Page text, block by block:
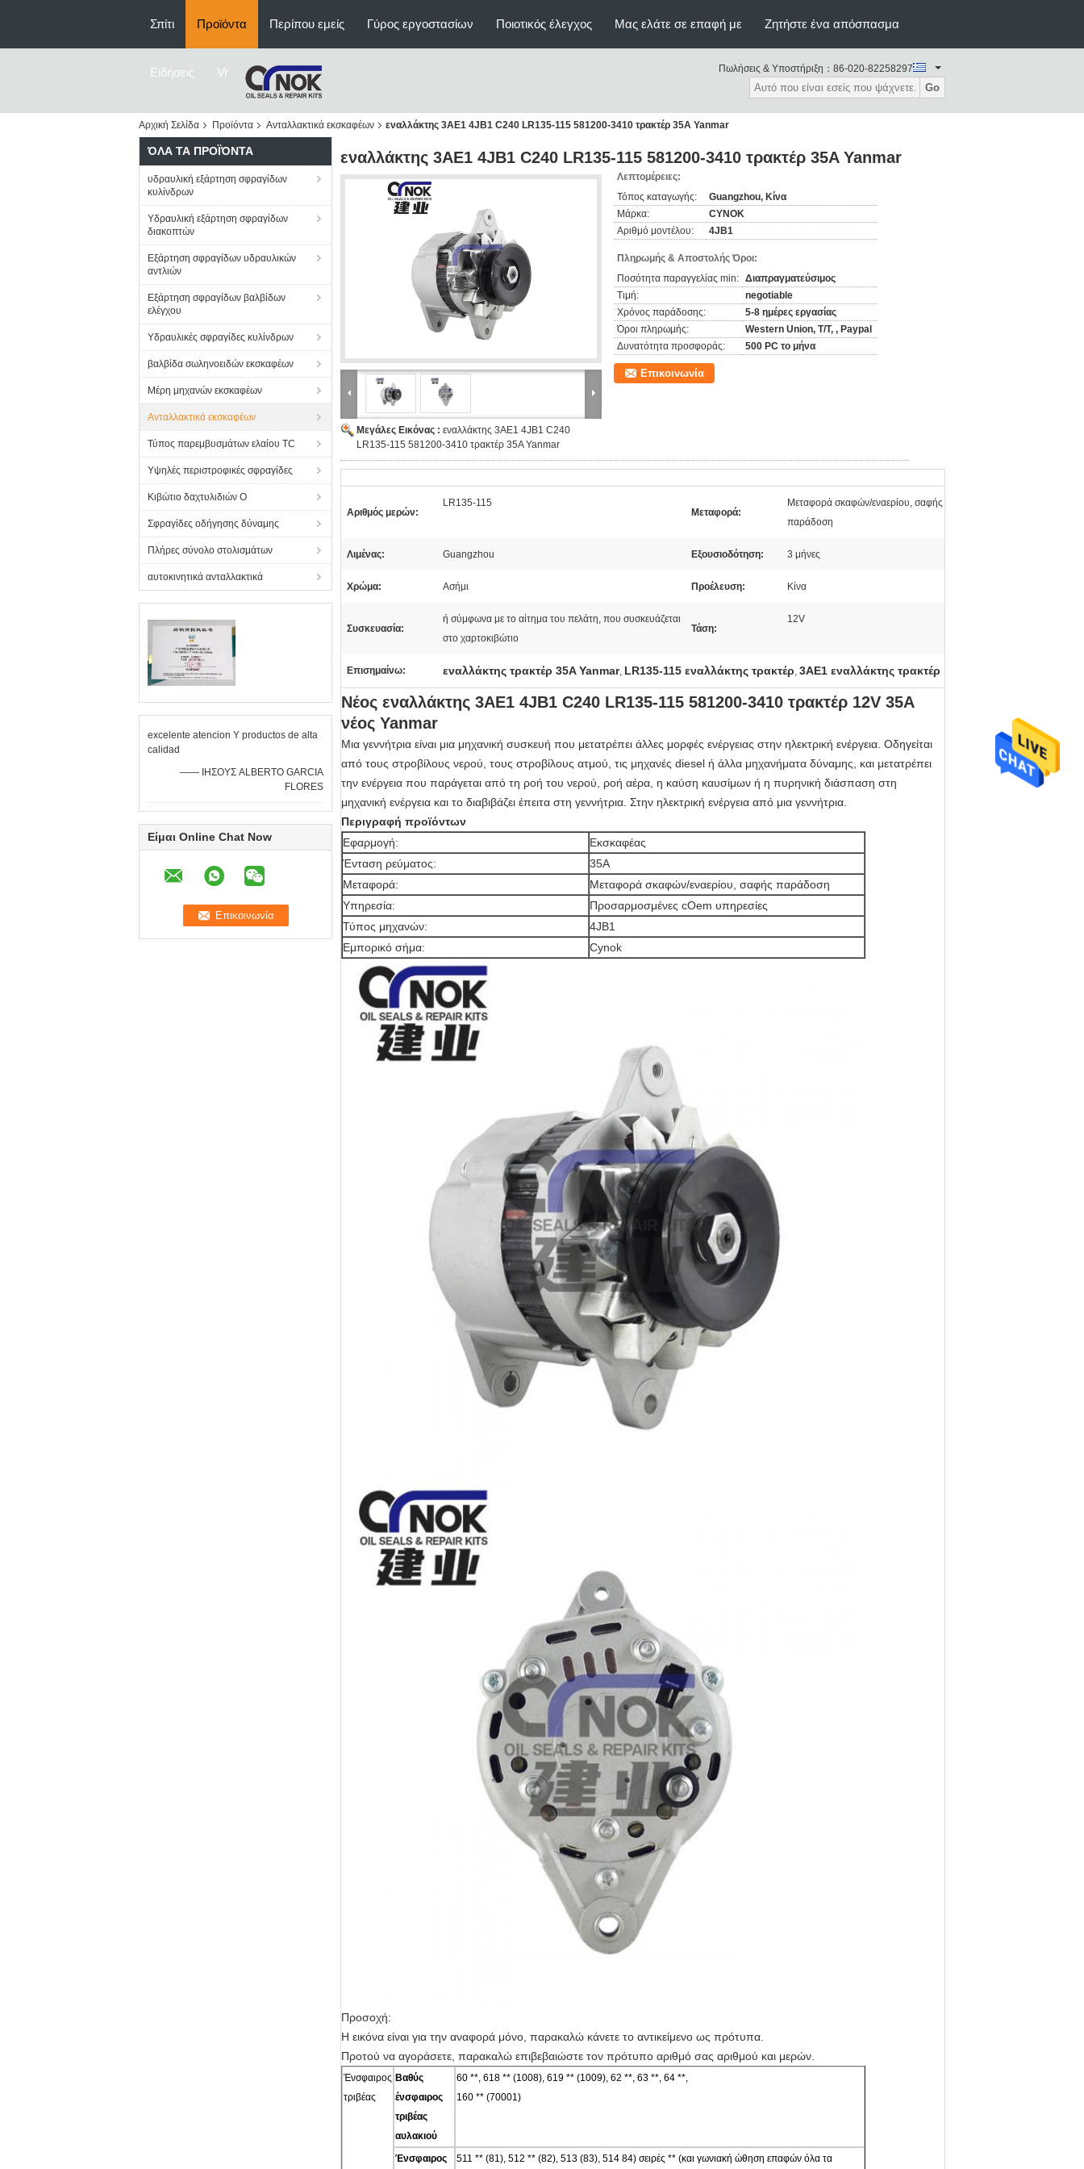
Σπίτι Προϊόντα Περίπου εμείς Γύρος εργοστασίων Ποιοτικός έλεγχος Μας ελάτε σε επαφή με Ζητήστε ένα απόσπασμα
Ειδήσεις Vr Πωλήσεις & Υποστήριξη： 86-020-82258297
Go
Αρχική Σελίδα Προϊόντα Ανταλλακτικά εκσκαφέων εναλλάκτης 3AE1 4JB1 C240 LR135-115 581200-3410 τρακτέρ 35A Yanmar
ΌΛΑ ΤΑ ΠΡΟΪΌΝΤΑ
υδραυλική εξάρτηση σφραγίδων
κυλίνδρων
Υδραυλική εξάρτηση σφραγίδων
διακοπτών
Εξάρτηση σφραγίδων υδραυλικών
αντλιών
Εξάρτηση σφραγίδων βαλβίδων
ελέγχου
Υδραυλικές σφραγίδες κυλίνδρων
βαλβίδα σωληνοειδών εκσκαφέων
Μέρη μηχανών εκσκαφέων
Ανταλλακτικά εκσκαφέων
Τύπος παρεμβυσμάτων ελαίου TC
Υψηλές περιστροφικές σφραγίδες
Κιβώτιο δαχτυλιδιών Ο
Σφραγίδες οδήγησης δύναμης
Πλήρες σύνολο στολισμάτων
αυτοκινητικά ανταλλακτικά
excelente atencion Υ productos de alta
calidad
—— ΙΗΣΟΥΣ ALBERTO GARCIA
FLORES
Είμαι Online Chat Now
εναλλάκτης 3AE1 4JB1 C240 LR135-115 581200-3410 τρακτέρ 35A Yanmar
Μεγάλες Εικόνας : εναλλάκτης 3AE1 4JB1 C240
LR135-115 581200-3410 τρακτέρ 35A Yanmar
Λεπτομέρειες:
Τόπος καταγωγής:
Guangzhou, Κίνα
Μάρκα:
CYNOK
Αριθμό μοντέλου:
4JB1
Πληρωμής & Αποστολής Όροι:
Ποσότητα παραγγελίας min: Διαπραγματεύσιμος
Τιμή:
negotiable
Χρόνος παράδοσης:
5-8 ημέρες εργασίας
Όροι πληρωμής:
Western Union, T/T, , Paypal
Δυνατότητα προσφοράς:
500 PC το μήνα
Επικοινωνία
Αριθμός μερών:
LR135-115
Μεταφορά:
Μεταφορά σκαφών/εναερίου, σαφής
παράδοση
Λιμένας: Guangzhou Εξουσιοδότηση: 3 μήνες
Χρώμα: Ασήμι Προέλευση: Κίνα
Συσκευασία:
ή σύμφωνα με το αίτημα του πελάτη, που συσκευάζεται
στο χαρτοκιβώτιο
Τάση:
12V
Επισημαίνω: εναλλάκτης τρακτέρ 35A Yanmar, LR135-115 εναλλάκτης τρακτέρ, 3AE1 εναλλάκτης τρακτέρ
Νέος εναλλάκτης 3AE1 4JB1 C240 LR135-115 581200-3410 τρακτέρ 12V 35A
νέος Yanmar
Μια γεννήτρια είναι μια μηχανική συσκευή που μετατρέπει άλλες μορφές ενέργειας στην ηλεκτρική ενέργεια. Οδηγείται
από τους στροβίλους νερού, τους στροβίλους ατμού, τις μηχανές diesel ή άλλα μηχανήματα δύναμης, και μετατρέπει
την ενέργεια που παράγεται από τη ροή του νερού, ροή αέρα, η καύση καυσίμων ή η πυρηνική διάσπαση στη
μηχανική ενέργεια και το διαβιβάζει έπειτα στη γεννήτρια. Στην ηλεκτρική ενέργεια από μια γεννήτρια.
Περιγραφή προϊόντων
Εφαρμογή:
Εκσκαφέας
Ένταση ρεύματος:
35A
Μεταφορά:
Μεταφορά σκαφών/εναερίου, σαφής παράδοση
Υπηρεσία:
Προσαρμοσμένες cOem υπηρεσίες
Τύπος μηχανών:
4JB1
Εμπορικό σήμα:
Cynok
Προσοχή:
Η εικόνα είναι για την αναφορά μόνο, παρακαλώ κάνετε το αντικείμενο ως πρότυπα.
Προτού να αγοράσετε, παρακαλώ επιβεβαιώστε τον πρότυπο αριθμό σας αριθμού και μερών.
Ένσφαιρος
τριβέας
Βαθύς
ένσφαιρος
τριβέας
αυλακιού
60 **, 618 ** (1008), 619 ** (1009), 62 **, 63 **, 64 **,
160 ** (70001)
Ένσφαιρος
511 ** (81), 512 ** (82), 513 (83), 514 84) σειρές ** (και γωνιακή ώθηση επαφών όλα τα